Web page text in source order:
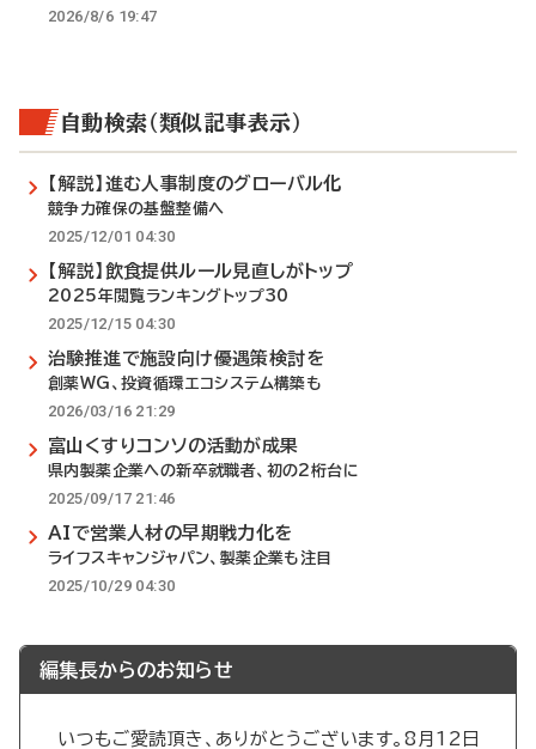
2026/8/6 19:47
自動検索（類似記事表示）
【解説】進む人事制度のグローバル化
競争力確保の基盤整備へ
2025/12/01 04:30
【解説】飲食提供ルール見直しがトップ
2025年閲覧ランキングトップ30
2025/12/15 04:30
治験推進で施設向け優遇策検討を
創薬WG、投資循環エコシステム構築も
2026/03/16 21:29
富山くすりコンソの活動が成果
県内製薬企業への新卒就職者、初の2桁台に
2025/09/17 21:46
AIで営業人材の早期戦力化を
ライフスキャンジャパン、製薬企業も注目
2025/10/29 04:30
編集長からのお知らせ
いつもご愛読頂き、ありがとうございます。8月12日